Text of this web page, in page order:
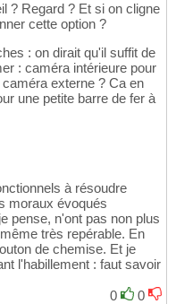
? Regard ? Et si on cligne
cette option ?
: on dirait qu'il suffit de
: caméra intérieure pour
externe ? Ca en
une petite barre de fer à
à résoudre
moraux évoqués
pense, n'ont pas non plus
très repérable. En
de chemise. Et je
l'habillement : faut savoir
0
0